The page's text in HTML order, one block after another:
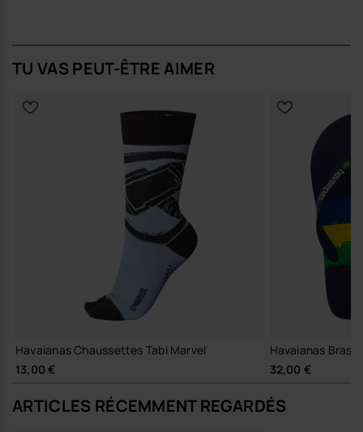
Achète en ligne sur www.havaianas-store.com, la boutique officielle
TU VAS PEUT-ÊTRE AIMER
Havaianas Chaussettes Tabi Marvel
13,00 €
Havaianas Brasil
32,00 €
ARTICLES RÉCEMMENT REGARDÉS